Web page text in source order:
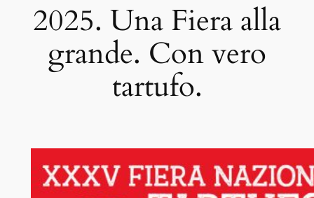
2025. Una Fiera alla
grande. Con vero
tartufo.